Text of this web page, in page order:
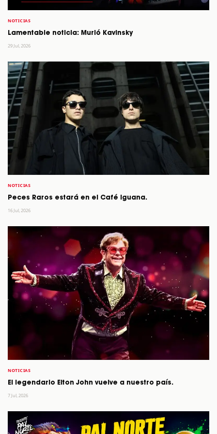
NOTICIAS
Lamentable noticia: Murió Kavinsky
29 Jul, 2026
NOTICIAS
Peces Raros estará en el Café Iguana.
16 Jul, 2026
NOTICIAS
El legendario Elton John vuelve a nuestro país.
7 Jul, 2026